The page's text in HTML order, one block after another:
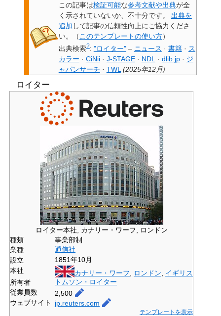
この記事は検証可能な参考文献や出典が全
く示されていないか、不十分です。
出典を
追加 して記事の信頼性向上にご協力くださ
い。
（ このテンプレートの使い方）
出典検索?: "ロイター" – ニュース · 書籍 · ス
カラー · CiNii · J-STAGE · NDL · dlib.jp · ジ
ャパンサーチ · TWL (2025年12月)
ロイター
ロイター本社, カナリー・ワーフ, ロンドン
種類
事業部制
業種
通信社
設立
1851年10月
本社
カナリー・ワーフ ロンドン
イギリス
所有者
トムソン・ロイター
従業員数
2,500
ウェブサイト
jp .reuters .com
テンプレートを表示